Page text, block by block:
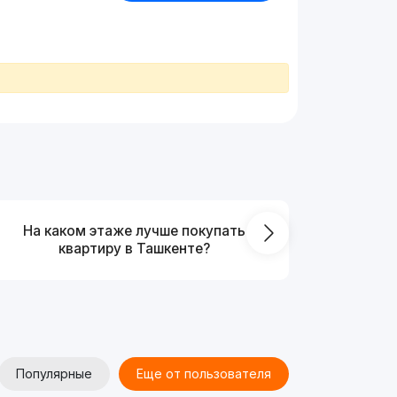
На каком этаже лучше покупать
квартиру в Ташкенте?
Популярные Еще от пользователя